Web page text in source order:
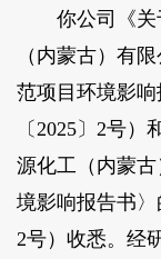
你公司《关
（内蒙古）有
范项目环境影
〔2025〕2号
源化工（内蒙
境影响报告书〉
2号）收悉。经